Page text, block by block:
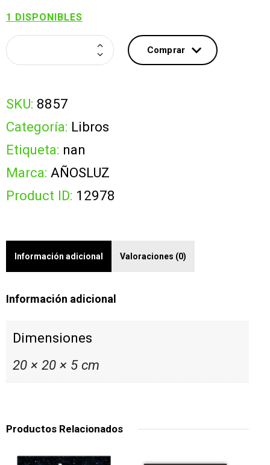
1 DISPONIBLES
CUANDO
PARE
cantidad
Comprar
SKU: 8857
Categoría: Libros
Etiqueta: nan
Marca: AÑOSLUZ
Product ID: 12978
Información adicional Valoraciones (0)
Información adicional
Dimensiones
20 × 20 × 5 cm
Productos Relacionados